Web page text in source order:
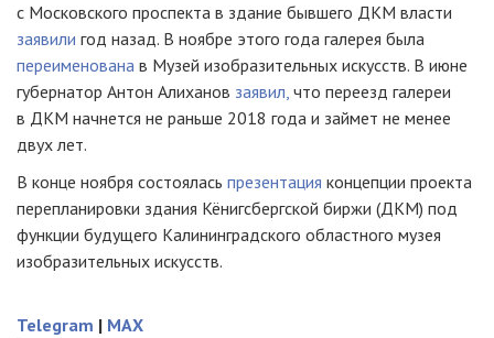
с Московского проспекта в здание бывшего ДКМ власти
заявили год назад. В ноябре этого года галерея была
переименована в Музей изобразительных искусств. В июне
губернатор Антон Алиханов заявил, что переезд галереи
в ДКМ начнется не раньше 2018 года и займет не менее
двух лет.
В конце ноября состоялась презентация концепции проекта
перепланировки здания Кёнигсбергской биржи (ДКМ) под
функции будущего Калининградского областного музея
изобразительных искусств.
Telegram | MAX